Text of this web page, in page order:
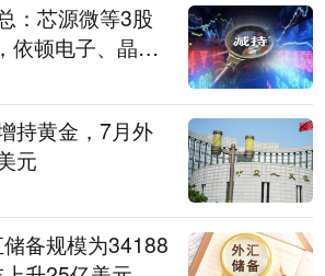
：芯源微等3股
依顿电子、晶华
持黄金，7月外
元
备规模为34188